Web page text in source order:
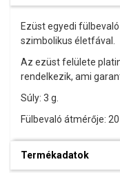
Ezüst egyedi
szimbolikus életfával.
Az ezüst felülete
rendelkezik, ami
Súly: 3 g.
Fülbevaló átmérője: 20
Termékadatok